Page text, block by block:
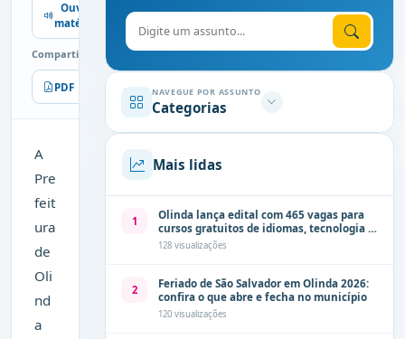
Ouvir
matéria
Compartilhe
PDF Imprimir
A
Pre
feit
ura
de
Oli
nd
a
Digite o assunto
NAVEGUE POR ASSUNTO
Categorias
Mais lidas
1
Olinda lança edital com 465 vagas para
cursos gratuitos de idiomas, tecnologia e
comunicação
128 visualizações
2
Feriado de São Salvador em Olinda 2026:
confira o que abre e fecha no município
120 visualizações